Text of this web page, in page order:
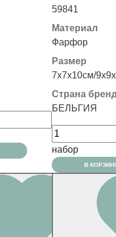
59841
Материал
Фарфор
Размер
7x7x10см/
Страна
БЕЛЬГИЯ
набор
В